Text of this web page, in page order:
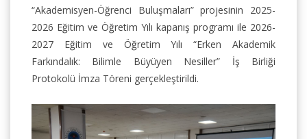
“Akademisyen-Öğrenci Buluşmaları” projesinin 2025-
2026 Eğitim ve Öğretim Yılı kapanış programı ile 2026-
2027 Eğitim ve Öğretim Yılı “Erken Akademik
Farkındalık: Bilimle Büyüyen Nesiller” İş Birliği
Protokolü İmza Töreni gerçekleştirildi.